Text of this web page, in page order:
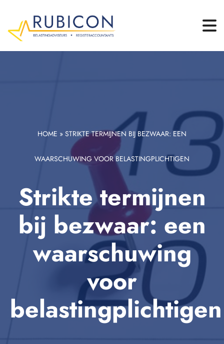
HOME » STRIKTE TERMIJNEN BIJ BEZWAAR: EEN
WAARSCHUWING VOOR BELASTINGPLICHTIGEN
Strikte termijnen
bij bezwaar: een
waarschuwing
voor
belastingplichtigen